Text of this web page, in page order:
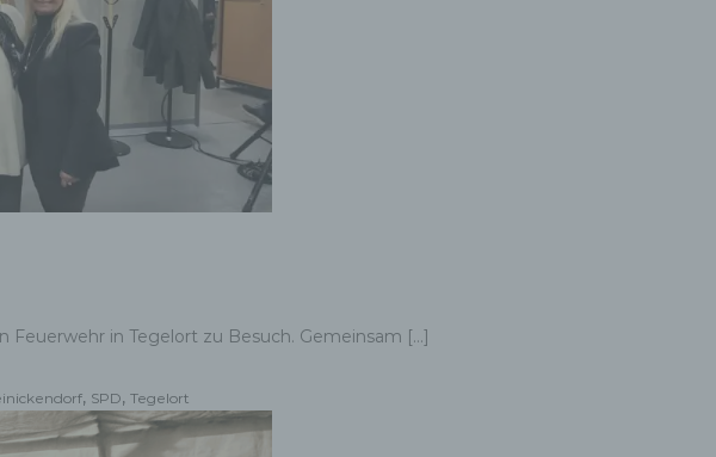
Feuerwehr in Tegelort zu Besuch. Gemeinsam […]
, SPD, Tegelort